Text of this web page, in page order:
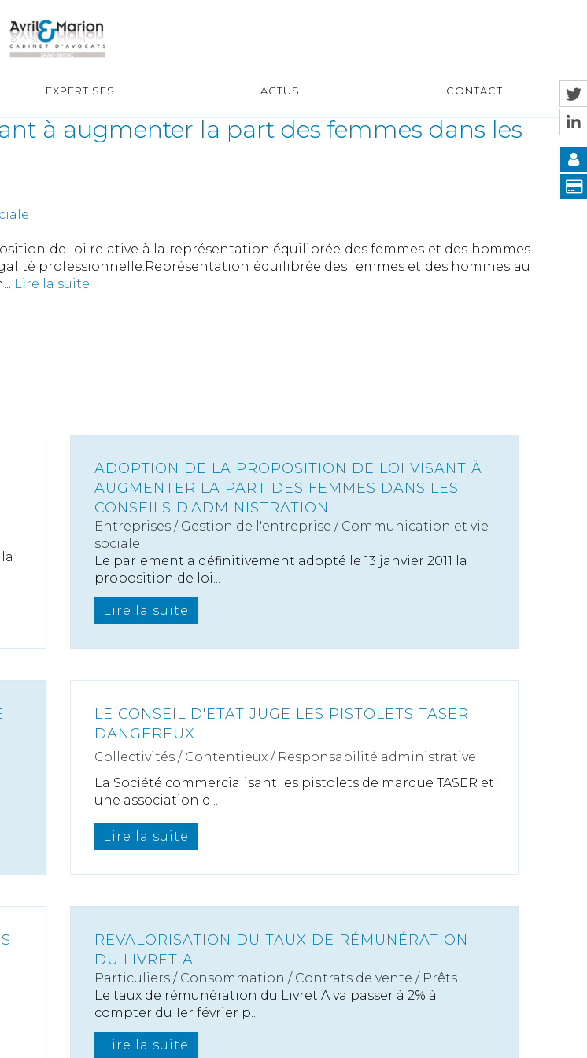
EXPERTISES ACTUS CONTACT
à augmenter la part des femmes dans les
de loi relative à la représentation équilibrée des femmes et des hommes
professionnelle.Représentation équilibrée des femmes et des hommes au
Lire la suite
ADOPTION DE LA PROPOSITION DE LOI VISANT À
AUGMENTER LA PART DES FEMMES DANS LES
CONSEILS D'ADMINISTRATION
Entreprises / Gestion de l'entreprise / Communication et vie
sociale
Le parlement a définitivement adopté le 13 janvier 2011 la
proposition de loi...
Lire la suite
LE CONSEIL D'ETAT JUGE LES PISTOLETS TASER
DANGEREUX
Collectivités / Contentieux / Responsabilité administrative
La Société commercialisant les pistolets de marque TASER et
une association d...
Lire la suite
REVALORISATION DU TAUX DE RÉMUNÉRATION
DU LIVRET A
Particuliers / Consommation / Contrats de vente / Prêts
Le taux de rémunération du Livret A va passer à 2% à
compter du 1er février p...
Lire la suite